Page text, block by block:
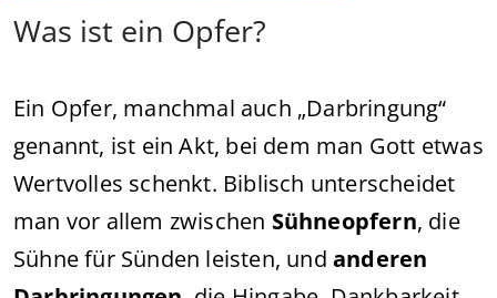
Was ist ein Opfer?
Ein Opfer, manchmal auch „Darbringung“
genannt, ist ein Akt, bei dem man Gott etwas
Wertvolles schenkt. Biblisch unterscheidet
man vor allem zwischen Sühneopfern, die
Sühne für Sünden leisten, und anderen